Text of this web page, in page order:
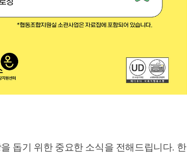
돕기 위한 중요한 소식을 전해드립니다. 한